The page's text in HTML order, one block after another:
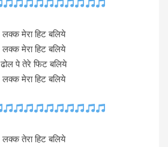
लक्क मेरा हिट बलिये
लक्क मेरा हिट बलिये
ढोल पे तेरे फिट बलिये
लक्क मेरा हिट बलिये
लक्क तेरा हिट बलिये